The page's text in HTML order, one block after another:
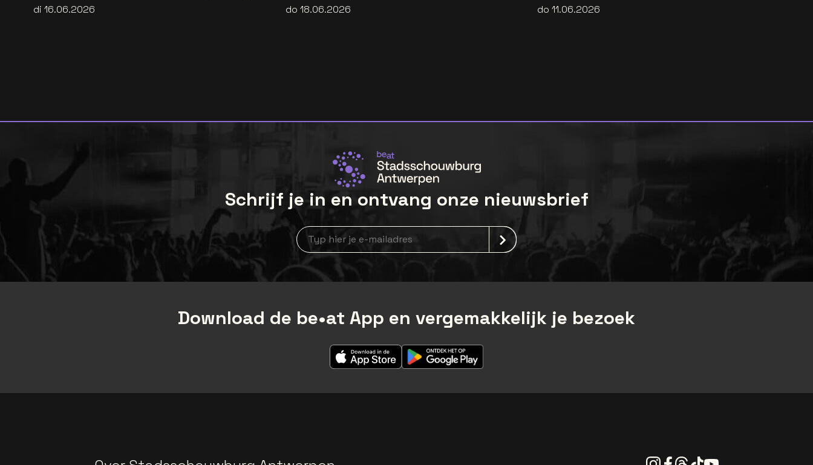
di 16.06.2026 do 18.06.2026 do 11.06.2026
Schrijf je in en ontvang onze nieuwsbrief
Nieuwsbrief aanmelding
Download de be•at App en vergemakkelijk je bezoek
Instagram
Facebook
Threads
TiktokYoutube